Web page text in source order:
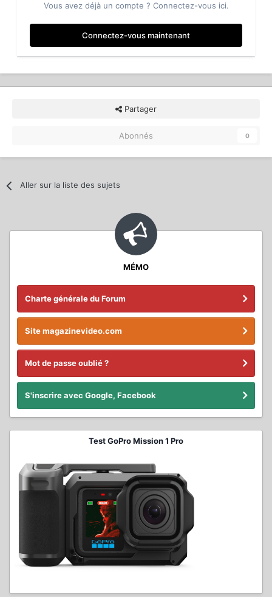
Vous avez déjà un compte ? Connectez-vous ici.
Connectez-vous maintenant
Partager
Abonnés 0
Aller sur la liste des sujets
MÉMO
Charte générale du Forum
Site magazinevideo.com
Mot de passe oublié ?
S'inscrire avec Google, Facebook
Test GoPro Mission 1 Pro